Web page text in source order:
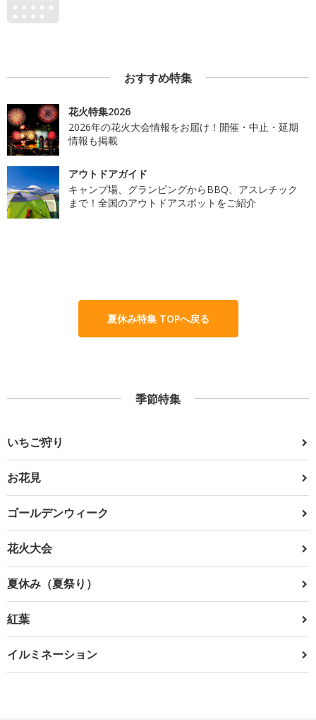
おすすめ特集
花火特集2026
2026年の花火大会情報をお届け！開催・中止・延期
情報も掲載
アウトドアガイド
キャンプ場、グランピングからBBQ、アスレチック
まで！全国のアウトドアスポットをご紹介
夏休み特集 TOPへ戻る
季節特集
いちご狩り
お花見
ゴールデンウィーク
花火大会
夏休み（夏祭り）
紅葉
イルミネーション